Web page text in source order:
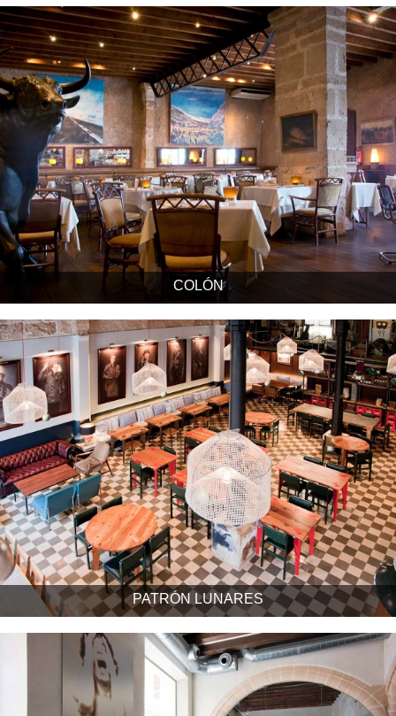
COLÓN
PATRÓN LUNARES